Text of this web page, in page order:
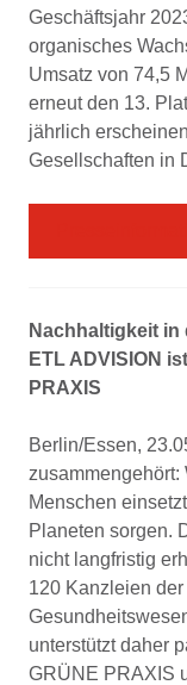
Geschäftsjahr
organisches
Umsatz von 74,5
erneut den 13.
jährlich
Gesellschaften in
Nachhaltigkeit
ETL ADVISION
PRAXIS
Berlin/Essen,
Menschen
Planeten sorgen.
nicht langfristig
120 Kanzleien
unterstützt daher
GRÜNE PRAXIS